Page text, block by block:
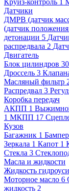
Круиз-контроль 1
Датчики
ДМРВ (датчик
(датчик
детонации 5
распредвала 2
Двигатель
Блок цилиндров 30
Дроссель 3
Масляный фильтр
Распредвал 3
Коробка передач
АКПП 1
1 МКПП 17
Кузов
Багажник 1 Бампер
Зеркала 1 Капот 1
Стекла 3
Масла и жидкости
Жидкость
Моторное масло 6
жидкость 2